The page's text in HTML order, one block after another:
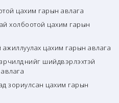
цахим гарын авлага
холбоотой цахим гарын
ажиллуулах цахим гарын авлага
шийдвэрлэхтэй
зориулсан цахим гарын